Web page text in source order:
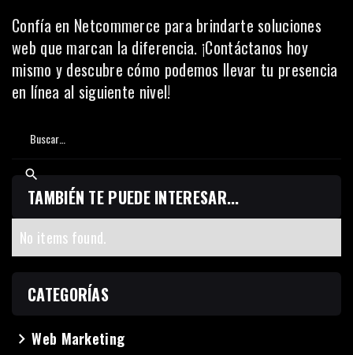
Confía en Netcommerce para brindarte soluciones
web que marcan la diferencia. ¡Contáctanos hoy
mismo y descubre cómo podemos llevar tu presencia
en línea al siguiente nivel!
TAMBIÉN TE PUEDE INTERESAR...
No items found.
CATEGORÍAS
navigate_nextWeb Marketing